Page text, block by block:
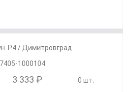
Р4 / Димитровград
7405-1000104
3 333 ₽ 0 шт.